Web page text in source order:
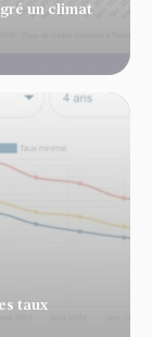
un climat
taux